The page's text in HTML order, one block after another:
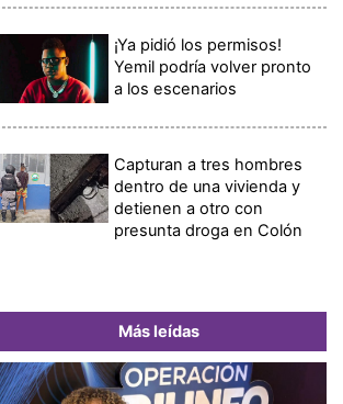
¡Ya pidió los permisos!
Yemil podría volver pronto
a los escenarios
Capturan a tres hombres
dentro de una vivienda y
detienen a otro con
presunta droga en Colón
Más leídas